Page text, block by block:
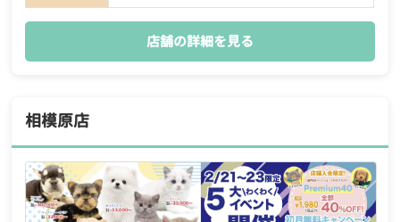
店舗の詳細を見る
相模原店